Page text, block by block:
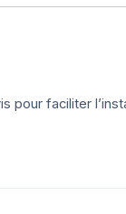
pour faciliter